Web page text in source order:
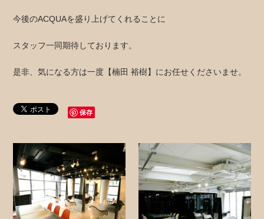
今後のACQUAを盛り上げてくれることに
スタッフ一同期待しております。
是非、気になる方は一度【楠田 裕樹】にお任せくださいませ。
保存